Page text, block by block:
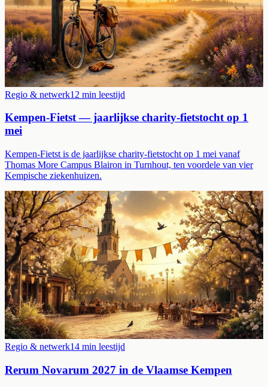
Regio & netwerk12 min leestijd
Kempen-Fietst — jaarlijkse charity-fietstocht op 1
mei
Kempen-Fietst is de jaarlijkse charity-fietstocht op 1 mei vanaf
Thomas More Campus Blairon in Turnhout, ten voordele van vier
Kempische ziekenhuizen.
Regio & netwerk14 min leestijd
Rerum Novarum 2027 in de Vlaamse Kempen